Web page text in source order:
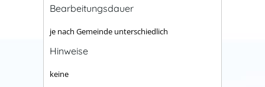
Bearbeitungsdauer
je nach Gemeinde unterschiedlich
Hinweise
keine